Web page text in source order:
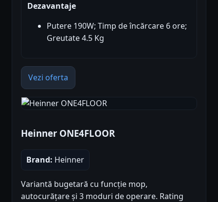
Dezavantaje
Putere 190W; Timp de încărcare 6 ore;
Greutate 4.5 Kg
Vezi oferta
Heinner ONE4FLOOR
Brand: Heinner
Variantă bugetară cu funcție mop,
autocurățare și 3 moduri de operare. Rating